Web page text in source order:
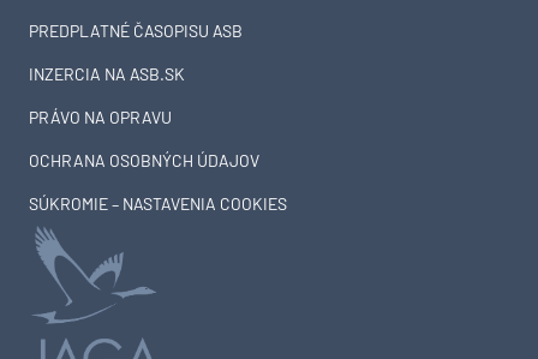
PREDPLATNÉ ČASOPISU ASB
INZERCIA NA ASB.SK
PRÁVO NA OPRAVU
OCHRANA OSOBNÝCH ÚDAJOV
SÚKROMIE – NASTAVENIA COOKIES